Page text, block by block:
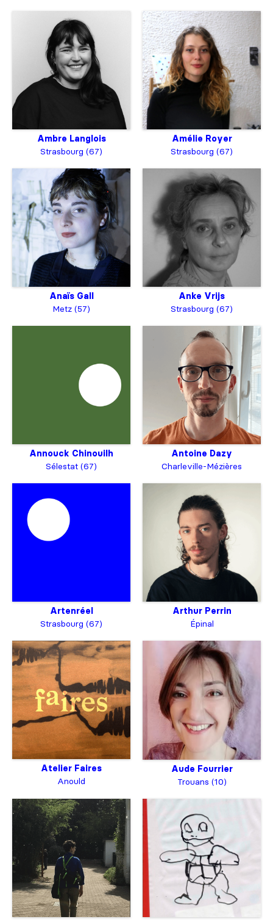
Ambre Langlois
Strasbourg (67)
Amélie Royer
Strasbourg (67)
Anaïs Gall
Metz (57)
Anke Vrijs
Strasbourg (67)
Annouck Chinouilh
Sélestat (67)
Antoine Dazy
Charleville-Mézières
Artenréel
Strasbourg (67)
Arthur Perrin
Épinal
Atelier Faires
Anould
Aude Fourrier
Trouans (10)